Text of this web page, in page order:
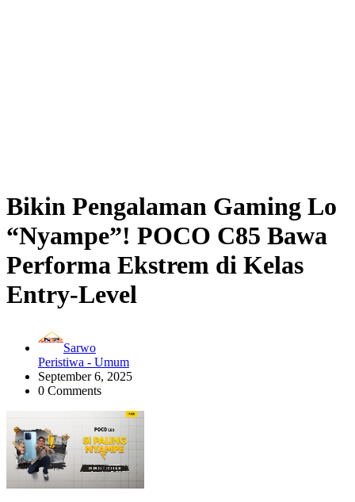
Bikin Pengalaman Gaming Lo
“Nyampe”! POCO C85 Bawa
Performa Ekstrem di Kelas
Entry-Level
Sarwo
Peristiwa - Umum
September 6, 2025
0 Comments